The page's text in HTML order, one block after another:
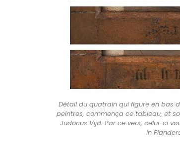
Détail du quatrain qui figure en bas
peintres, commença ce tableau, et
Judocus Vijd. Par ce vers, celui-ci
in